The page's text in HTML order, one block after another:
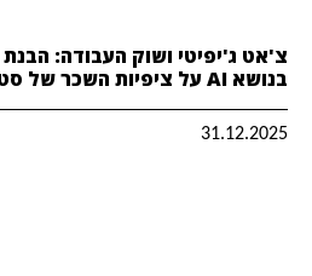
צ'אט ג'יפיטי ושוק העבודה:
בנושא AI על ציפיות השכר של סטודנטים
31.12.2025